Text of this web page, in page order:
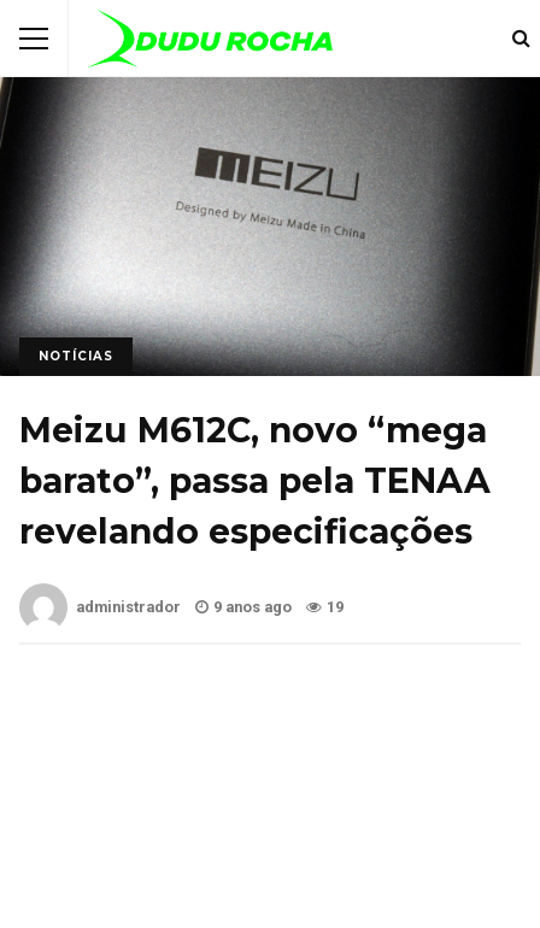
NOTÍCIAS
Meizu M612C, novo “mega
barato”, passa pela TENAA
revelando especificações
administrador 9 anos ago 19